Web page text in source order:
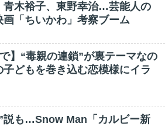
青木裕子、東野幸治…芸能人の
画「ちいかわ」考察ブーム
】“毒親の連鎖”が裏テーマなの
どもを巻き込む恋模様にイラ
説も…Snow Man「カルビー新